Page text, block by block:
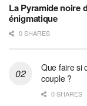
La Pyramide noire
énigmatique
0 SHARES
Que faire si
couple ?
0 SHARES